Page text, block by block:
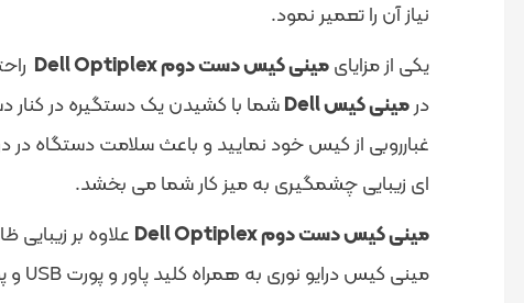
نیاز آن را تعمیر نمود.
یکی از مزایایمینی کیس دست دوم Dell Optiplex
درمینی کیس Dell
شما با کشیدن یک دستگیره در کنار
غبارروبی از کیس خود نمایید و باعث سلامت دستگاه در
ای زیبایی چشمگیری به میز کار شما می بخشد.
مینی کیس دست دوم Dell Optiplex
علاوه بر
مینی کیس درایو نوری به همراه کلید پاور و پورت USB و پورت هدفون قرار گرفته است و در قسمت پشت م